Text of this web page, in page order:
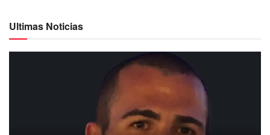
Ultimas Noticias